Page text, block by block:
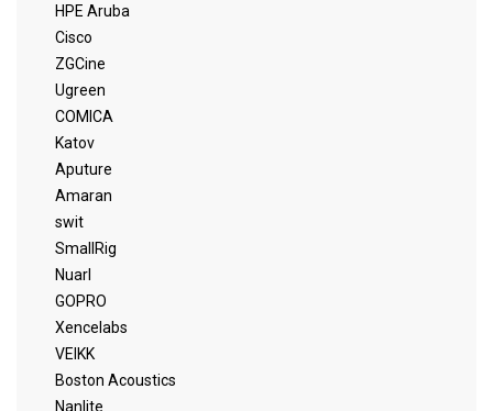
HPE Aruba
Cisco
ZGCine
Ugreen
COMICA
Katov
Aputure
Amaran
swit
SmallRig
Nuarl
GOPRO
Xencelabs
VEIKK
Boston Acoustics
Nanlite